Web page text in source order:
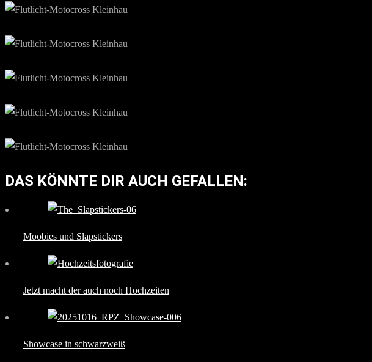
DAS KÖNNTE DIR AUCH GEFALLEN:
Moobies und Slapstickers
Jetzt macht der auch noch Hochzeiten
Showcase in schwarzweiß